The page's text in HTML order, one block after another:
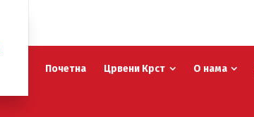
Почетна Црвени Крст О нама